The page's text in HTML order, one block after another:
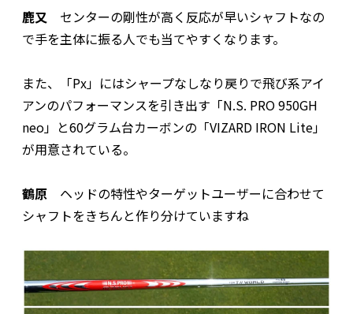
鹿又 センターの剛性が高く反応が早いシャフトなの
で手を主体に振る人でも当てやすくなります。
また、「Px」にはシャープなしなり戻りで飛び系アイ
アンのパフォーマンスを引き出す「N.S. PRO 950GH
neo」と60グラム台カーボンの「VIZARD IRON Lite」
が用意されている。
鶴原 ヘッドの特性やターゲットユーザーに合わせて
シャフトをきちんと作り分けていますね